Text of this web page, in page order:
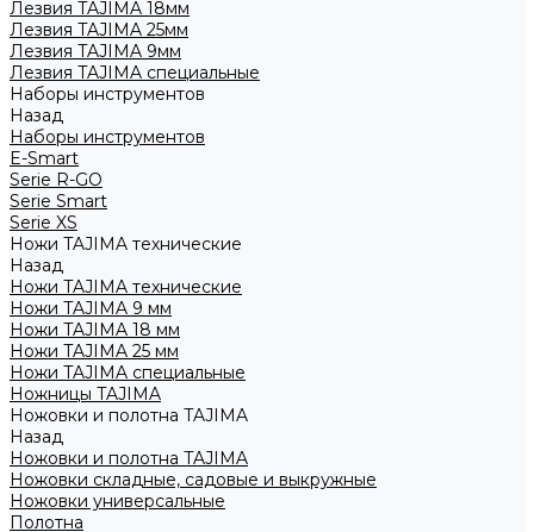
Лезвия TAJIMA 18мм
Лезвия TAJIMA 25мм
Лезвия TAJIMA 9мм
Лезвия TAJIMA специальные
Наборы инструментов
Назад
Наборы инструментов
E-Smart
Serie R-GO
Serie Smart
Serie XS
Ножи TAJIMA технические
Назад
Ножи TAJIMA технические
Ножи TAJIMA 9 мм
Ножи TAJIMA 18 мм
Ножи TAJIMA 25 мм
Ножи TAJIMA специальные
Ножницы TAJIMA
Ножовки и полотна TAJIMA
Назад
Ножовки и полотна TAJIMA
Ножовки складные, садовые и выкружные
Ножовки универсальные
Полотна